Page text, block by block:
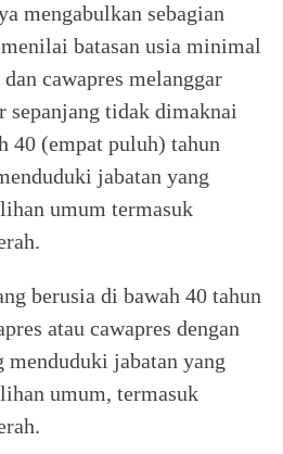
mengabulkan sebagian
batasan usia minimal
cawapres melanggar
sepanjang tidak dimaknai
40 (empat puluh) tahun
jabatan yang
umum termasuk
berusia di bawah 40 tahun
atau cawapres dengan
menduduki jabatan yang
umum, termasuk